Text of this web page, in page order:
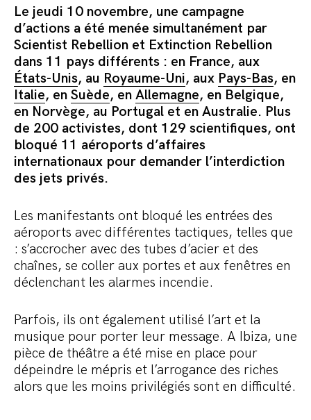
Le jeudi 10 novembre, une campagne
d’actions a été menée simultanément par
Scientist Rebellion et Extinction Rebellion
dans 11 pays différents : en France, aux
États-Unis, au Royaume-Uni, aux Pays-Bas, en
Italie, en Suède, en Allemagne, en Belgique,
en Norvège, au Portugal et en Australie. Plus
de 200 activistes, dont 129 scientifiques, ont
bloqué 11 aéroports d’affaires
internationaux pour demander l’interdiction
des jets privés.
Les manifestants ont bloqué les entrées des
aéroports avec différentes tactiques, telles que
: s’accrocher avec des tubes d’acier et des
chaînes, se coller aux portes et aux fenêtres en
déclenchant les alarmes incendie.
Parfois, ils ont également utilisé l’art et la
musique pour porter leur message. A Ibiza, une
pièce de théâtre a été mise en place pour
dépeindre le mépris et l’arrogance des riches
alors que les moins privilégiés sont en difficulté.
Commander le pack